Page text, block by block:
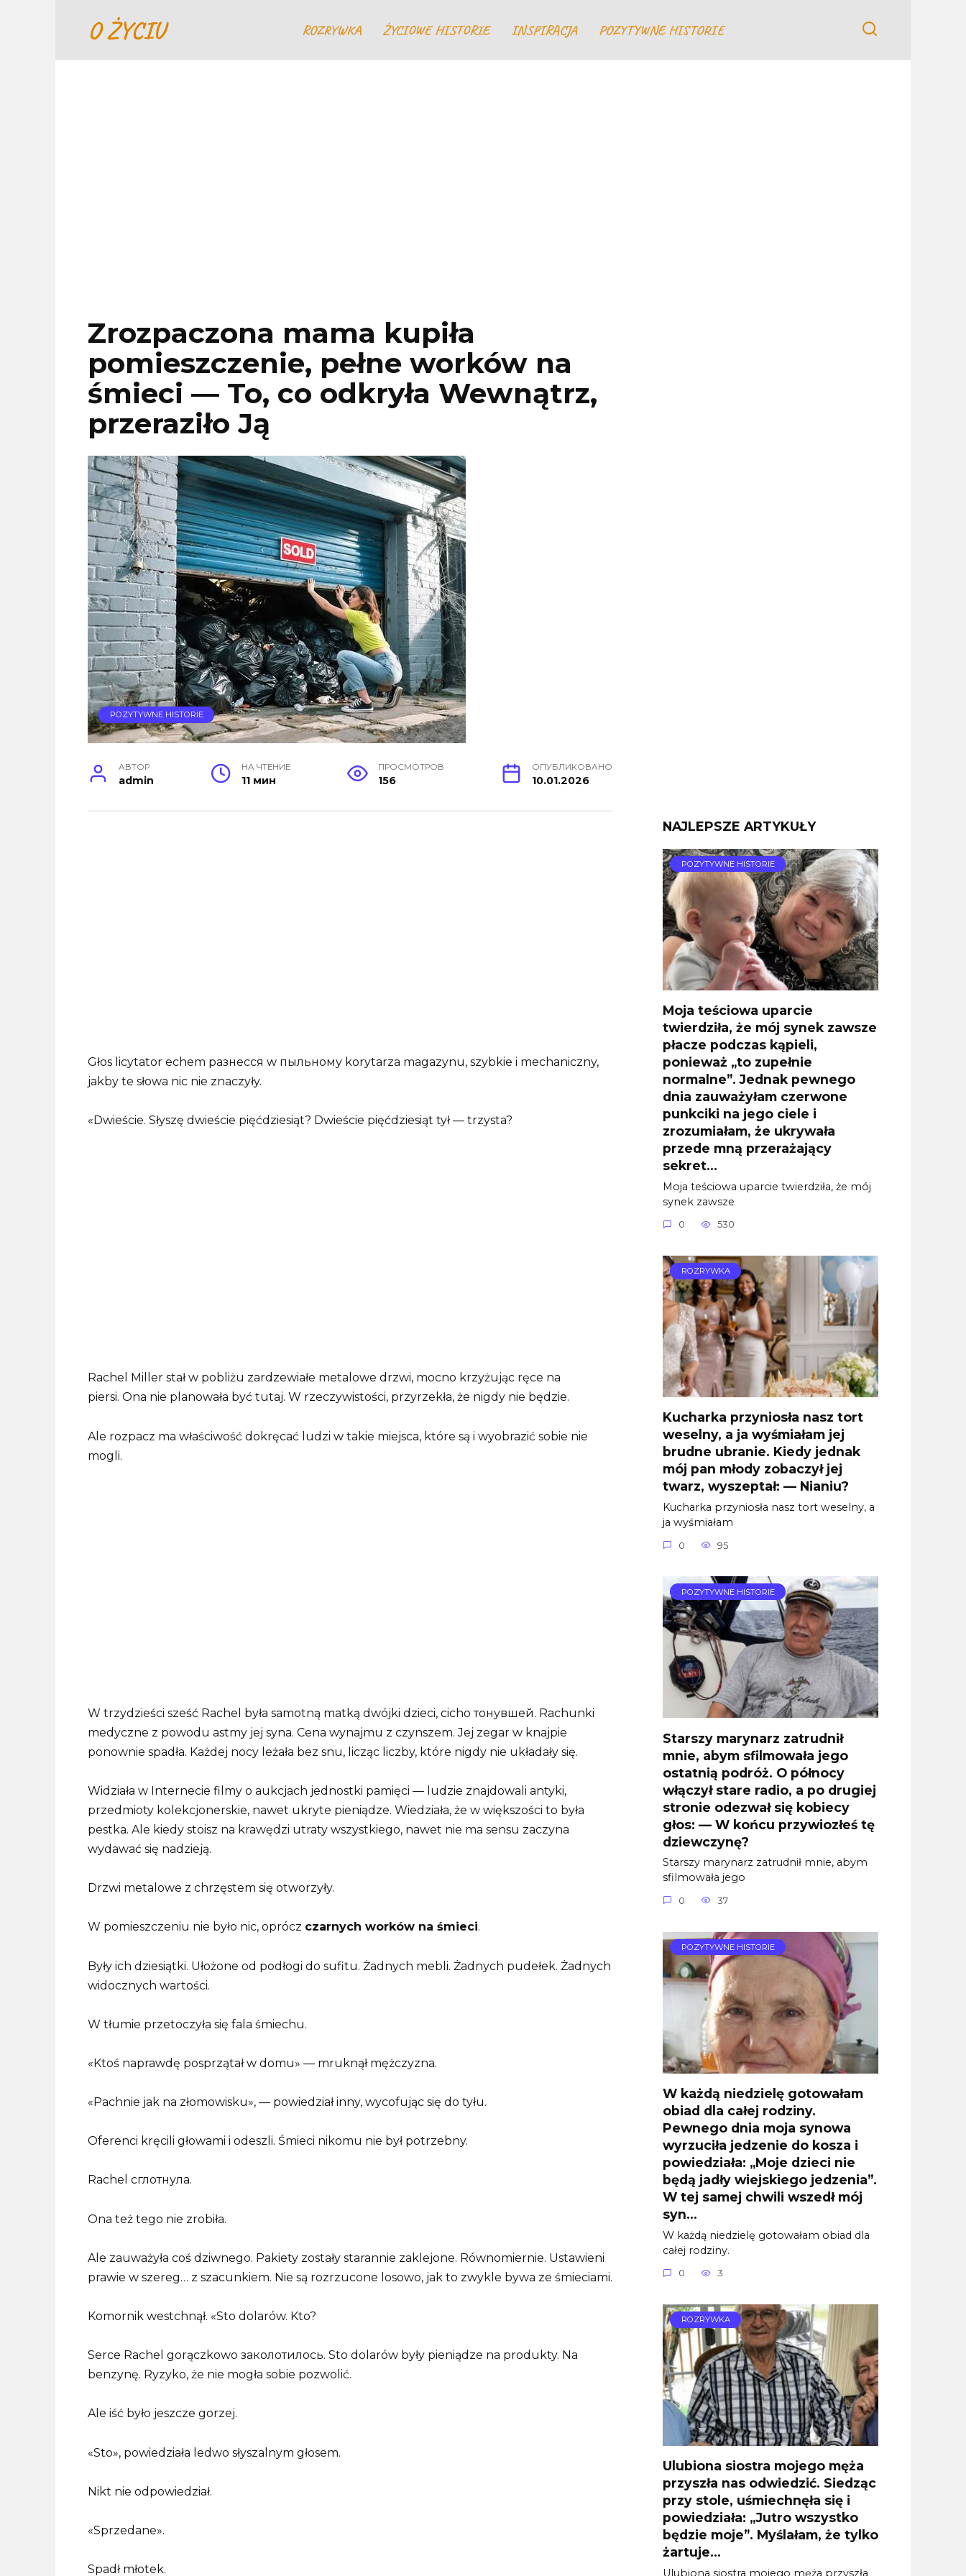
O ŻYCIU ROZRYWKA ŻYCIOWE HISTORIE INSPIRACJA POZYTYWNE HISTORIE
Zrozpaczona mama kupiła
pomieszczenie, pełne worków na
śmieci — To, co odkryła Wewnątrz,
przeraziło Ją
POZYTYWNE HISTORIE
АВТОР
admin
НА ЧТЕНИЕ
11 мин
ПРОСМОТРОВ
156
ОПУБЛИКОВАНО
10.01.2026
Głos licytator echem разнесся w пыльному korytarza magazynu, szybkie i mechaniczny,
jakby te słowa nic nie znaczyły.
«Dwieście. Słyszę dwieście pięćdziesiąt? Dwieście pięćdziesiąt tył — trzysta?
Rachel Miller stał w pobliżu zardzewiałe metalowe drzwi, mocno krzyżując ręce na
piersi. Ona nie planowała być tutaj. W rzeczywistości, przyrzekła, że nigdy nie będzie.
Ale rozpacz ma właściwość dokręcać ludzi w takie miejsca, które są i wyobrazić sobie nie
mogli.
W trzydzieści sześć Rachel była samotną matką dwójki dzieci, cicho тонувшей. Rachunki
medyczne z powodu astmy jej syna. Cena wynajmu z czynszem. Jej zegar w knajpie
ponownie spadła. Każdej nocy leżała bez snu, licząc liczby, które nigdy nie układały się.
Widziała w Internecie filmy o aukcjach jednostki pamięci — ludzie znajdowali antyki,
przedmioty kolekcjonerskie, nawet ukryte pieniądze. Wiedziała, że w większości to była
pestka. Ale kiedy stoisz na krawędzi utraty wszystkiego, nawet nie ma sensu zaczyna
wydawać się nadzieją.
Drzwi metalowe z chrzęstem się otworzyły.
W pomieszczeniu nie było nic, oprócz czarnych worków na śmieci.
Były ich dziesiątki. Ułożone od podłogi do sufitu. Żadnych mebli. Żadnych pudełek. Żadnych
widocznych wartości.
W tłumie przetoczyła się fala śmiechu.
«Ktoś naprawdę posprzątał w domu» — mruknął mężczyzna.
«Pachnie jak na złomowisku», — powiedział inny, wycofując się do tyłu.
Oferenci kręcili głowami i odeszli. Śmieci nikomu nie był potrzebny.
Rachel сглотнула.
Ona też tego nie zrobiła.
Ale zauważyła coś dziwnego. Pakiety zostały starannie zaklejone. Równomiernie. Ustawieni
prawie w szereg… z szacunkiem. Nie są rozrzucone losowo, jak to zwykle bywa ze śmieciami.
Komornik westchnął. «Sto dolarów. Kto?
Serce Rachel gorączkowo заколотилось. Sto dolarów były pieniądze na produkty. Na
benzynę. Ryzyko, że nie mogła sobie pozwolić.
Ale iść było jeszcze gorzej.
«Sto», powiedziała ledwo słyszalnym głosem.
Nikt nie odpowiedział.
«Sprzedane».
Spadł młotek.
NAJLEPSZE ARTYKUŁY
POZYTYWNE HISTORIE
Moja teściowa uparcie
twierdziła, że mój synek zawsze
płacze podczas kąpieli,
ponieważ „to zupełnie
normalne”. Jednak pewnego
dnia zauważyłam czerwone
punkciki na jego ciele i
zrozumiałam, że ukrywała
przede mną przerażający
sekret…
Moja teściowa uparcie twierdziła, że mój
synek zawsze
0 530
ROZRYWKA
Kucharka przyniosła nasz tort
weselny, a ja wyśmiałam jej
brudne ubranie. Kiedy jednak
mój pan młody zobaczył jej
twarz, wyszeptał: — Nianiu?
Kucharka przyniosła nasz tort weselny, a
ja wyśmiałam
0 95
POZYTYWNE HISTORIE
Starszy marynarz zatrudnił
mnie, abym sfilmowała jego
ostatnią podróż. O północy
włączył stare radio, a po drugiej
stronie odezwał się kobiecy
głos: — W końcu przywiozłeś tę
dziewczynę?
Starszy marynarz zatrudnił mnie, abym
sfilmowała jego
0 37
POZYTYWNE HISTORIE
W każdą niedzielę gotowałam
obiad dla całej rodziny.
Pewnego dnia moja synowa
wyrzuciła jedzenie do kosza i
powiedziała: „Moje dzieci nie
będą jadły wiejskiego jedzenia”.
W tej samej chwili wszedł mój
syn…
W każdą niedzielę gotowałam obiad dla
całej rodziny.
0 3
ROZRYWKA
Ulubiona siostra mojego męża
przyszła nas odwiedzić. Siedząc
przy stole, uśmiechnęła się i
powiedziała: „Jutro wszystko
będzie moje”. Myślałam, że tylko
żartuje…
Ulubiona siostra mojego męża przyszła